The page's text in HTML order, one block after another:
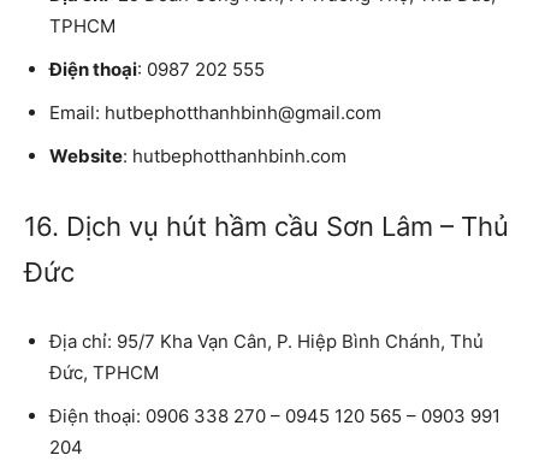
TPHCM
Điện thoại: 0987 202 555
Email: hutbephotthanhbinh@gmail.com
Website: hutbephotthanhbinh.com
16. Dịch vụ hút hầm cầu Sơn Lâm – Thủ
Đức
Địa chỉ: 95/7 Kha Vạn Cân, P. Hiệp Bình Chánh, Thủ
Đức, TPHCM
Điện thoại: 0906 338 270 – 0945 120 565 – 0903 991
204